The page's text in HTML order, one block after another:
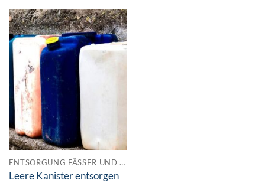
ENTSORGUNG FÄSSER UND KANISTER
Leere Kanister entsorgen